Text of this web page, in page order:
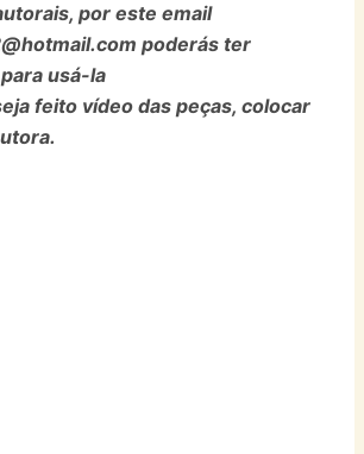
por este email
poderás ter
usá-la
feito vídeo das peças, colocar